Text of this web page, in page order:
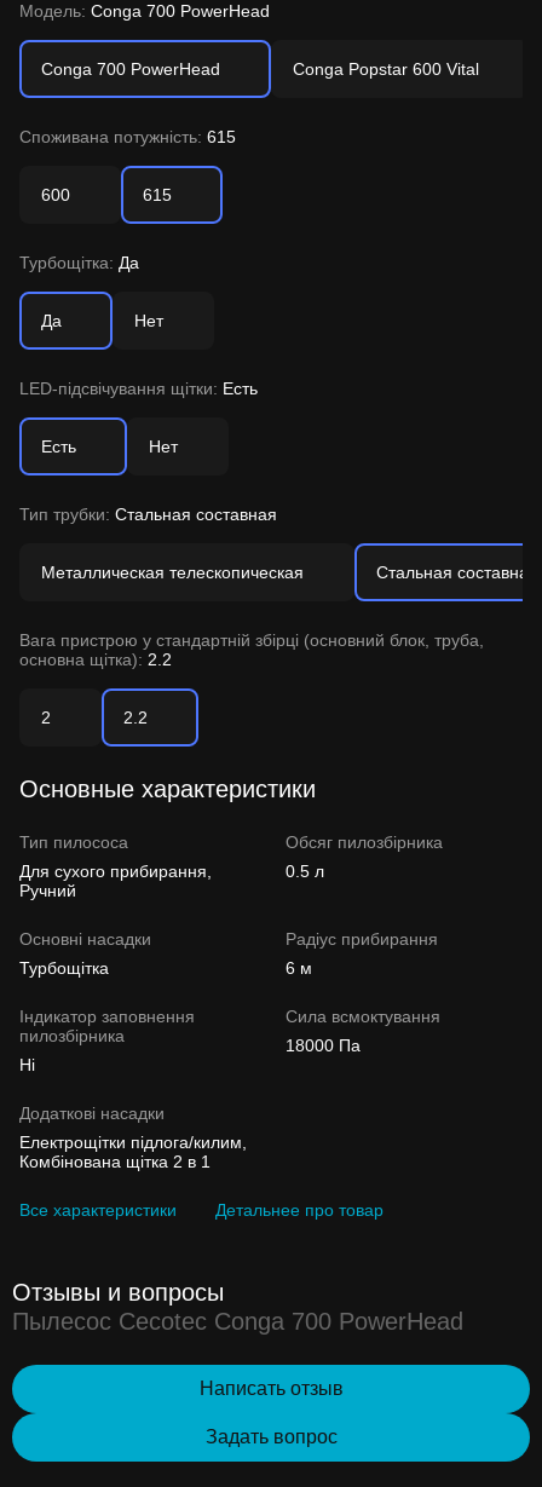
Модель: Conga 700 PowerHead
Conga 700 PowerHead Conga Popstar 600 Vital
Споживана потужність: 615
600 615
Турбощітка: Да
Да Нет
LED-підсвічування щітки: Есть
Есть Нет
Тип трубки: Стальная составная
Металлическая телескопическая Стальная составная
Вага пристрою у стандартній збірці (основний блок, труба,
основна щітка): 2.2
2 2.2
Основные характеристики
Тип пилососа
Для сухого прибирання,
Ручний
Обсяг пилозбірника
0.5 л
Основні насадки
Турбощітка
Радіус прибирання
6 м
Індикатор заповнення
пилозбірника
Ні
Сила всмоктування
18000 Па
Додаткові насадки
Електрощітки підлога/килим,
Комбінована щітка 2 в 1
Все характеристики Детальнее про товар
Отзывы и вопросы
Пылесос Cecotec Conga 700 PowerHead
Написать отзыв
Задать вопрос